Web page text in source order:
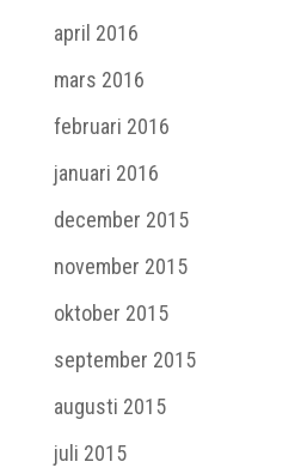
april 2016
mars 2016
februari 2016
januari 2016
december 2015
november 2015
oktober 2015
september 2015
augusti 2015
juli 2015